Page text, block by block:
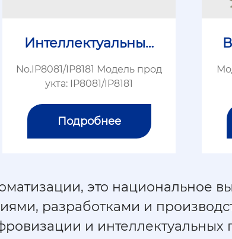
Интеллектуальный
электрический поз
иционер клапана
No.IP8081/IP8181 Модель прод
укта: IP8081/IP8181
Подробнее
это национальное
разработками и
и интеллектуальных